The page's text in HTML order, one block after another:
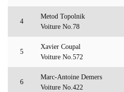
4
Metod Topolnik
Voiture No.78
5
Xavier Coupal
Voiture No.572
6
Marc-Antoine Demers
Voiture No.422